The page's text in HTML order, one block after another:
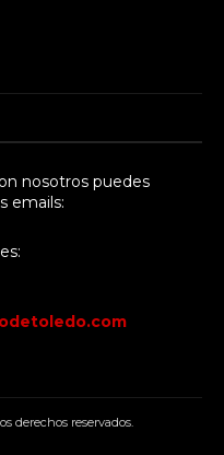
nosotros puedes
emails:
derechos reservados.